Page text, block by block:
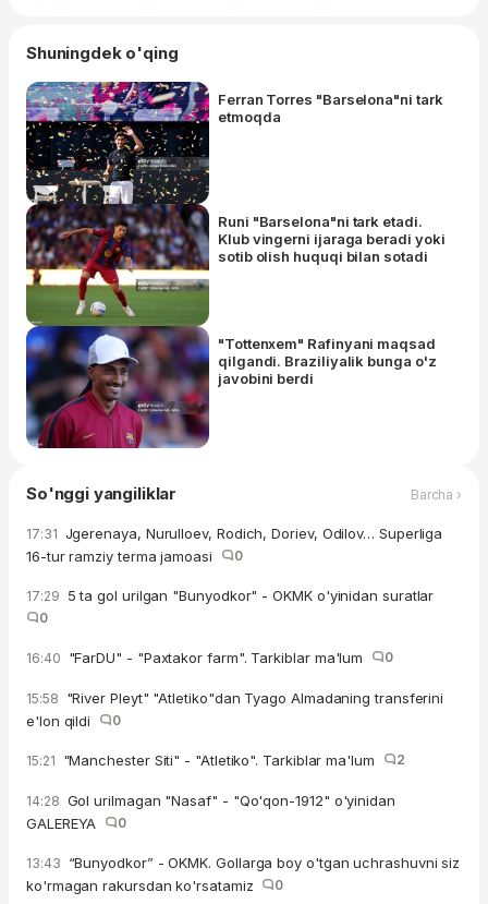
Shuningdek o'qing
Ferran Torres "Barselona"ni tark
etmoqda
Runi "Barselona"ni tark etadi.
Klub vingerni ijaraga beradi yoki
sotib olish huquqi bilan sotadi
"Tottenxem" Rafinyani maqsad
qilgandi. Braziliyalik bunga o'z
javobini berdi
So'nggi yangiliklar Barcha ›
17:31 Jgerenaya, Nurulloev, Rodich, Doriev, Odilov… Superliga
16-tur ramziy terma jamoasi
0
17:29 5 ta gol urilgan "Bunyodkor" - OKMK o'yinidan suratlar
0
16:40 "FarDU" - "Paxtakor farm". Tarkiblar ma'lum 0
15:58 "River Pleyt" "Atletiko"dan Tyago Almadaning transferini
e'lon qildi
0
15:21 "Manchester Siti" - "Atletiko". Tarkiblar ma'lum 2
14:28 Gol urilmagan "Nasaf" - "Qo'qon-1912" o'yinidan
GALEREYA
0
13:43 “Bunyodkor” - OKMK. Gollarga boy o'tgan uchrashuvni siz
ko'rmagan rakursdan ko'rsatamiz
0